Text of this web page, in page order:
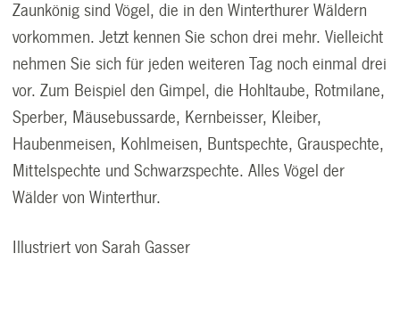
Zaunkönig sind Vögel, die in den Winterthurer Wäldern
vorkommen. Jetzt kennen Sie schon drei mehr. Vielleicht
nehmen Sie sich für jeden weiteren Tag noch einmal drei
vor. Zum Beispiel den Gimpel, die Hohltaube, Rotmilane,
Sperber, Mäusebussarde, Kernbeisser, Kleiber,
Haubenmeisen, Kohlmeisen, Buntspechte, Grauspechte,
Mittelspechte und Schwarzspechte. Alles Vögel der
Wälder von Winterthur.
Illustriert von Sarah Gasser